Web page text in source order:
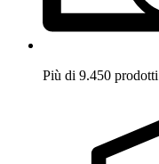
Più di 9.450 prodotti